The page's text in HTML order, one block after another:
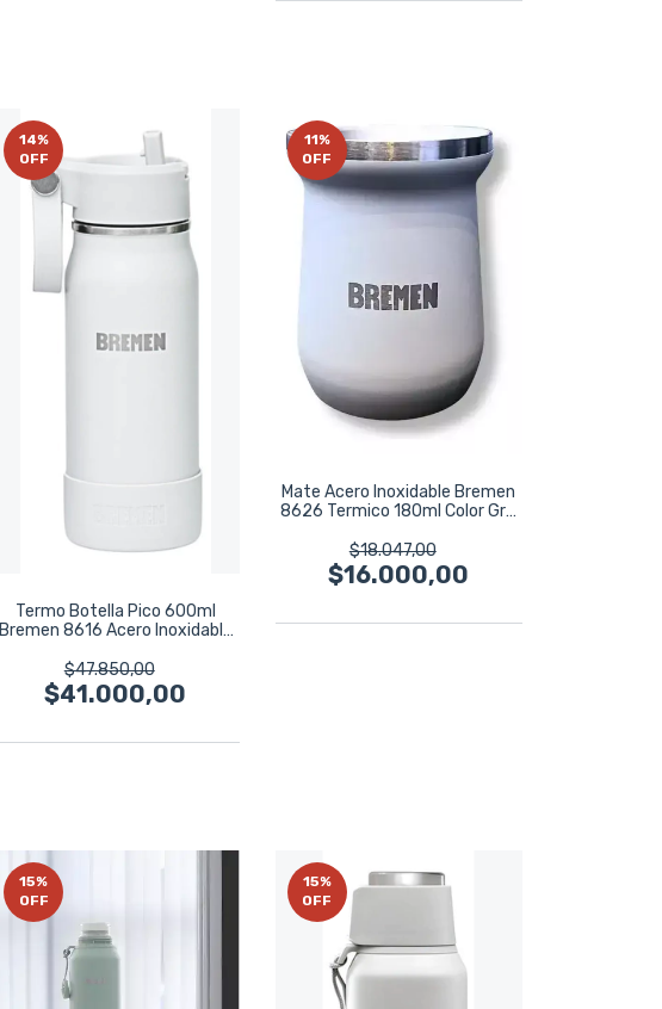
14%
OFF
Termo Botella Pico 600ml
Bremen 8616 Acero Inoxidable
$47.850,00
$41.000,00
11%
OFF
Mate Acero Inoxidable Bremen
8626 Termico 180ml Color Gris
$18.047,00
$16.000,00
15%
OFF
15%
OFF